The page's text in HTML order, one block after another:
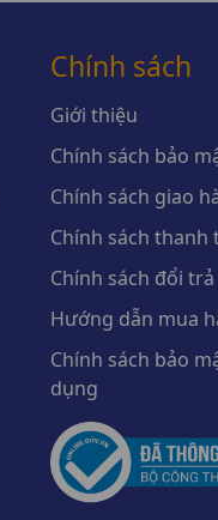
Chính sách
Giới thiệu
Chính sách bảo
Chính sách giao
Chính sách thanh
Chính sách đổi trả
Hướng dẫn mua
Chính sách bảo
dụng